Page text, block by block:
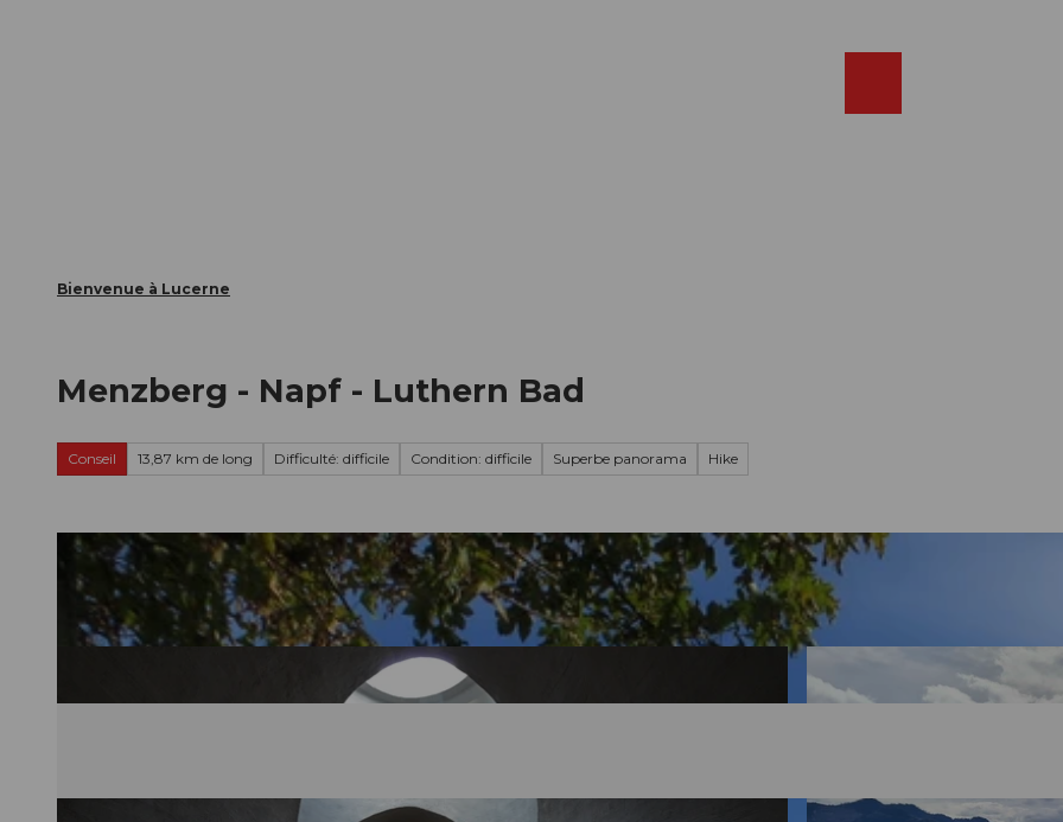
Bienvenue à Lucerne
Menzberg - Napf - Luthern Bad
Conseil 13,87 km de long Difficulté: difficile Condition: difficile Superbe panorama Hike